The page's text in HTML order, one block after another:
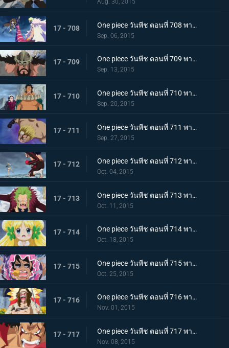
Aug. 30, 2015
17 - 708 One piece วันพีช ตอนที่ 708 พากย์ไทย การต่อสู้ที่ดุเดือด!!! ลอว์ ปะทะ โดฟลามิงโก้!
Sep. 06, 2015
17 - 709 One piece วันพีช ตอนที่ 709 พากย์ไทย ศึกตัดสินของผู้บริหาร ไฮรูดินผู้มีความภาคภูมิสูงส่ง!
Sep. 13, 2015
17 - 710 One piece วันพีช ตอนที่ 710 พากย์ไทย สงครามความรัก ไซผู้นำคนใหม่ ปะทะ เบบี้ไฟว์!
Sep. 20, 2015
17 - 711 One piece วันพีช ตอนที่ 711 พากย์ไทย ทิฐิลูกผู้ชาย! การโจมตีสุดท้ายของเบลลามี่!
Sep. 27, 2015
17 - 712 One piece วันพีช ตอนที่ 712 พากย์ไทย พายุโหมกระหน่ำ! ฮาคุบะ ปะทะ เดลลิงเจอร์!
Oct. 04, 2015
17 - 713 One piece วันพีช ตอนที่ 713 พากย์ไทย บาริ บาริ! หมัดเทพเจ้าสำแดงเดช!
Oct. 11, 2015
17 - 714 One piece วันพีช ตอนที่ 714 พากย์ไทย ต้องช่วยเจ้าหญิงแห่งการรักษามันเชอร์รี่ให้ได้!
Oct. 18, 2015
17 - 715 One piece วันพีช ตอนที่ 715 พากย์ไทย การดวลของลูกผู้ชาย! บทเพลงอาลัยรักของซินญอร์!
Oct. 25, 2015
17 - 716 One piece วันพีช ตอนที่ 716 พากย์ไทย ละอองดาวมรณะ! การโจมตีที่โหมกระหน่ำของไดอาเมนเต้!
Nov. 01, 2015
17 - 717 One piece วันพีช ตอนที่ 717 พากย์ไทย เทียโนบาสทาโด้! เคียรอสดาบสายฟ้าพิโรธ!
Nov. 08, 2015